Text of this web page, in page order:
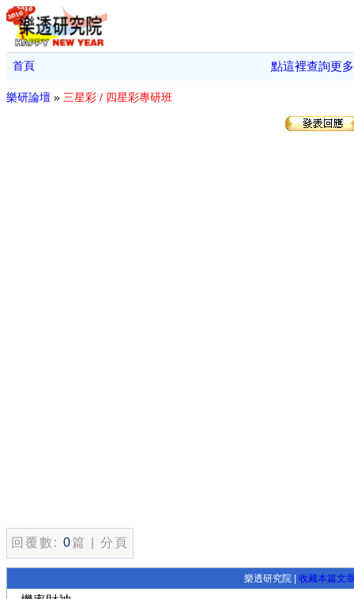
首頁 點這裡查詢更多
樂研論壇 » 三星彩 / 四星彩專研班
回覆數: 0篇 | 分頁
樂透研究院 | 收藏本篇文